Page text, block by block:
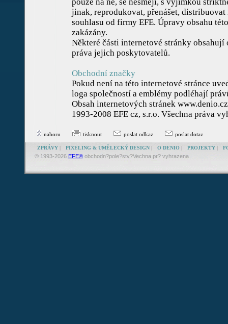
jinak, reprodukovat, přenášet,
souhlasu od firmy EFE. Úpravy obsahu
zakázány.
Některé části internetové stránky
práva jejich poskytovatelů.
Obchodní značky
Pokud není na této internetové stránce
loga společností a emblémy podléhají
Obsah internetových stránek
1993-2008 EFE cz, s.r.o. Všechna práva
nahoru tisknout poslat odkaz poslat dotaz
ZPRÁVY| PIXELING & UMĚLECKÝ DESIGN| O DENIO| PROJEKTY|
© 1993-2026 EFE®obchodn?pole?stv?Vechna pr? vyhrazena